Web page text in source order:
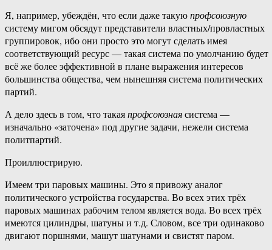
Я, например, убеждён, что если даже такуюпрофсоюзную
систему мигом обсядут представители властных/провластных
группировок, ибо они просто это могут сделать имея
соответствующий ресурс — такая система по умолчанию будет
всё же более эффективной в плане выражения интересов
большинства общества, чем нынешняя система политических
партий.
А дело здесь в том, что такаяпрофсоюзнаясистема —
изначально «заточена» под другие задачи, нежели система
политпартий.
Проиллюстрирую.
Имеем три паровых машины. Это я привожу аналог
политического устройства государства. Во всех этих трёх
паровых машинах рабочим телом является вода. Во всех трёх
имеются цилиндры, шатуны и т.д. Словом, все три одинаково
двигают поршнями, машут шатунами и свистят паром.